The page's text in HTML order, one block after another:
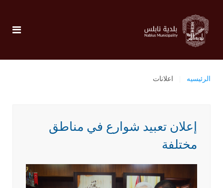
الرئيسيه اعلانات
إعلان تعبيد شوارع في مناطق
مختلفة